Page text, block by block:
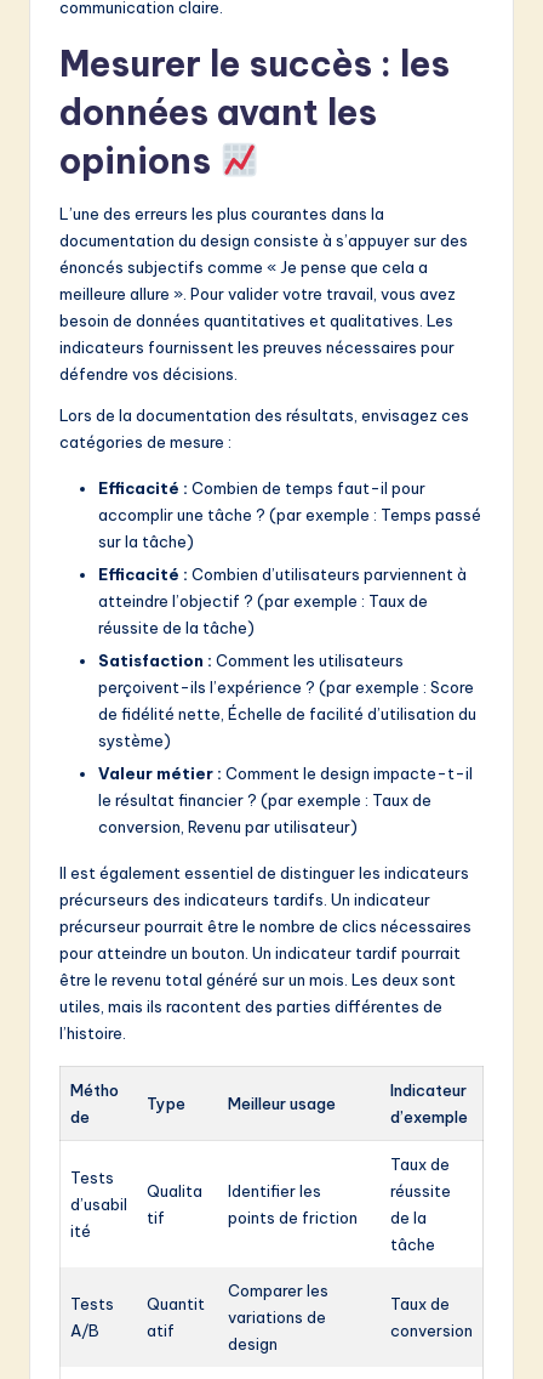
communication claire.
Mesurer le succès : les
données avant les
opinions
L’une des erreurs les plus courantes dans la
documentation du design consiste à s’appuyer sur des
énoncés subjectifs comme « Je pense que cela a
meilleure allure ». Pour valider votre travail, vous avez
besoin de données quantitatives et qualitatives. Les
indicateurs fournissent les preuves nécessaires pour
défendre vos décisions.
Lors de la documentation des résultats, envisagez ces
catégories de mesure :
Efficacité : Combien de temps faut-il pour
accomplir une tâche ? (par exemple : Temps passé
sur la tâche)
Efficacité : Combien d’utilisateurs parviennent à
atteindre l’objectif ? (par exemple : Taux de
réussite de la tâche)
Satisfaction : Comment les utilisateurs
perçoivent-ils l’expérience ? (par exemple : Score
de fidélité nette, Échelle de facilité d’utilisation du
système)
Valeur métier : Comment le design impacte-t-il
le résultat financier ? (par exemple : Taux de
conversion, Revenu par utilisateur)
Il est également essentiel de distinguer les indicateurs
précurseurs des indicateurs tardifs. Un indicateur
précurseur pourrait être le nombre de clics nécessaires
pour atteindre un bouton. Un indicateur tardif pourrait
être le revenu total généré sur un mois. Les deux sont
utiles, mais ils racontent des parties différentes de
l’histoire.
Métho
de
Type Meilleur usage
Indicateur
d’exemple
Tests
d’usabil
ité
Qualita
tif
Identifier les
points de friction
Taux de
réussite
de la
tâche
Tests
A/B
Quantit
atif
Comparer les
variations de
design
Taux de
conversion